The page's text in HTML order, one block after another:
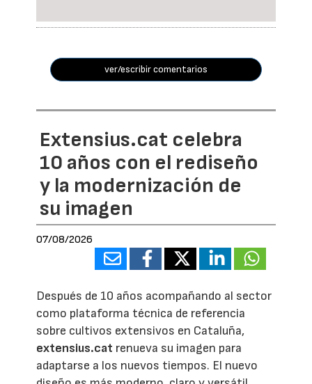
ver/escribir comentarios
Extensius.cat celebra
10 años con el rediseño
y la modernización de
su imagen
07/08/2026
Después de 10 años acompañando al sector
como plataforma técnica de referencia
sobre cultivos extensivos en Cataluña,
extensius.cat renueva su imagen para
adaptarse a los nuevos tiempos. El nuevo